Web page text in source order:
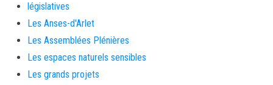
législatives
Les Anses-d'Arlet
Les Assemblées Plénières
Les espaces naturels sensibles
Les grands projets